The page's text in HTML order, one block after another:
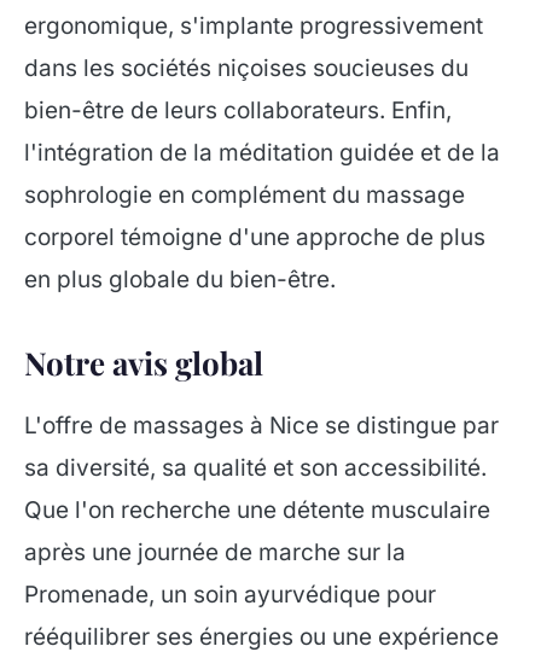
ergonomique, s'implante progressivement
dans les sociétés niçoises soucieuses du
bien-être de leurs collaborateurs. Enfin,
l'intégration de la méditation guidée et de la
sophrologie en complément du massage
corporel témoigne d'une approche de plus
en plus globale du bien-être.
Notre avis global
L'offre de massages à Nice se distingue par
sa diversité, sa qualité et son accessibilité.
Que l'on recherche une détente musculaire
après une journée de marche sur la
Promenade, un soin ayurvédique pour
rééquilibrer ses énergies ou une expérience